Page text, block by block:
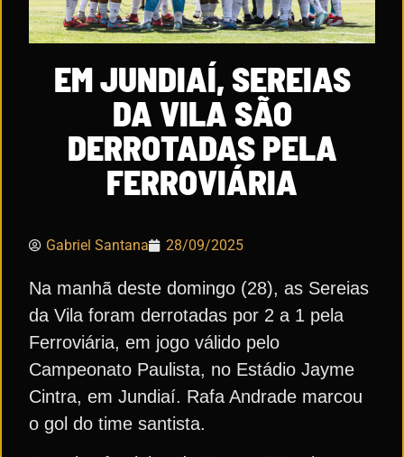
EM JUNDIAÍ, SEREIAS
DA VILA SÃO
DERROTADAS PELA
FERROVIÁRIA
Gabriel Santana 28/09/2025
Na manhã deste domingo (28), as Sereias
da Vila foram derrotadas por 2 a 1 pela
Ferroviária, em jogo válido pelo
Campeonato Paulista, no Estádio Jayme
Cintra, em Jundiaí. Rafa Andrade marcou
o gol do time santista.